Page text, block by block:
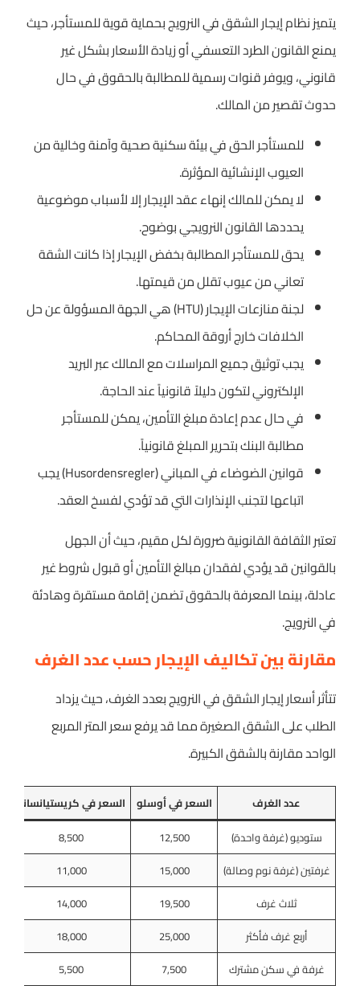
يتميز نظام إيجار الشقق في النرويج بحماية قوية للمستأجر، حيث
يمنع القانون الطرد التعسفي أو زيادة الأسعار بشكل غير
قانوني، ويوفر قنوات رسمية للمطالبة بالحقوق في حال
حدوث تقصير من المالك.
للمستأجر الحق في بيئة سكنية صحية وآمنة وخالية من
العيوب الإنشائية المؤثرة.
لا يمكن للمالك إنهاء عقد الإيجار إلا لأسباب موضوعية
يحددها القانون النرويجي بوضوح.
يحق للمستأجر المطالبة بخفض الإيجار إذا كانت الشقة
تعاني من عيوب تقلل من قيمتها.
لجنة منازعات الإيجار (HTU) هي الجهة المسؤولة عن حل
الخلافات خارج أروقة المحاكم.
يجب توثيق جميع المراسلات مع المالك عبر البريد
الإلكتروني لتكون دليلاً قانونياً عند الحاجة.
في حال عدم إعادة مبلغ التأمين، يمكن للمستأجر
مطالبة البنك بتحرير المبلغ قانونياً.
قوانين الضوضاء في المباني (Husordensregler) يجب
اتباعها لتجنب الإنذارات التي قد تؤدي لفسخ العقد.
تعتبر الثقافة القانونية ضرورة لكل مقيم، حيث أن الجهل
بالقوانين قد يؤدي لفقدان مبالغ التأمين أو قبول شروط غير
عادلة، بينما المعرفة بالحقوق تضمن إقامة مستقرة وهادئة
في النرويج.
مقارنة بين تكاليف الإيجار حسب عدد الغرف
تتأثر أسعار إيجار الشقق في النرويج بعدد الغرف، حيث يزداد
الطلب على الشقق الصغيرة مما قد يرفع سعر المتر المربع
الواحد مقارنة بالشقق الكبيرة.
عدد الغرف السعر في أوسلو السعر في كريستيانساند
ستوديو (غرفة واحدة)
12,500
8,500
غرفتين (غرفة نوم وصالة)
15,000
11,000
ثلاث غرف
19,500
14,000
أربع غرف فأكثر
25,000
18,000
غرفة في سكن مشترك
7,500
5,500